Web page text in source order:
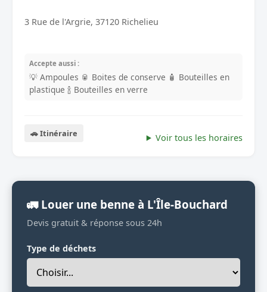
3 Rue de l'Argrie, 37120 Richelieu
Accepte aussi :
💡 Ampoules 🥫 Boites de conserve 🧴 Bouteilles en
plastique 🍾 Bouteilles en verre
🚗 Itinéraire Voir tous les horaires
🚛 Louer une benne à L'Île-Bouchard
Devis gratuit & réponse sous 24h
Type de déchets